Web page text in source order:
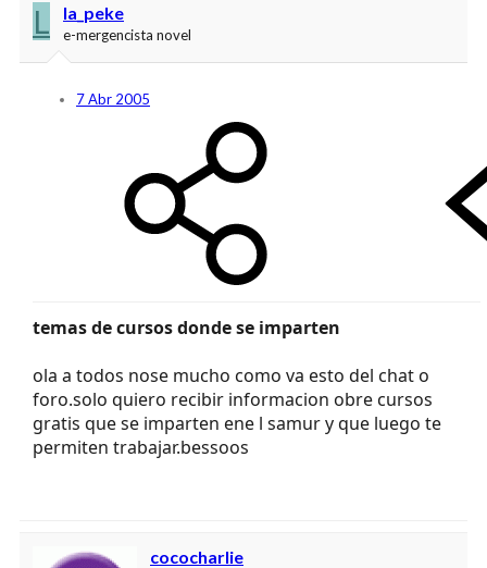
L la_peke
e-mergencista novel
7 Abr 2005
temas de cursos donde se imparten
ola a todos nose mucho como va esto del chat o
foro.solo quiero recibir informacion obre cursos
gratis que se imparten ene l samur y que luego te
permiten trabajar.bessoos
cococharlie